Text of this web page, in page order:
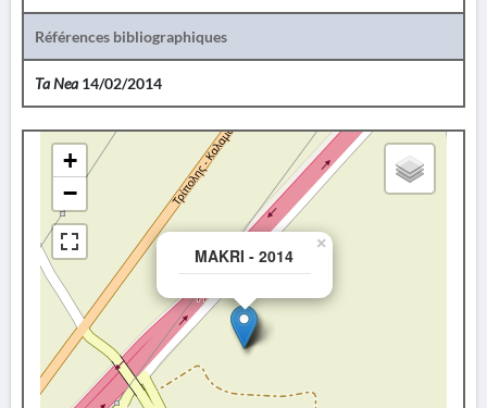
Références bibliographiques
Ta Nea 14/02/2014
MAKRI - 2014
×
+
−